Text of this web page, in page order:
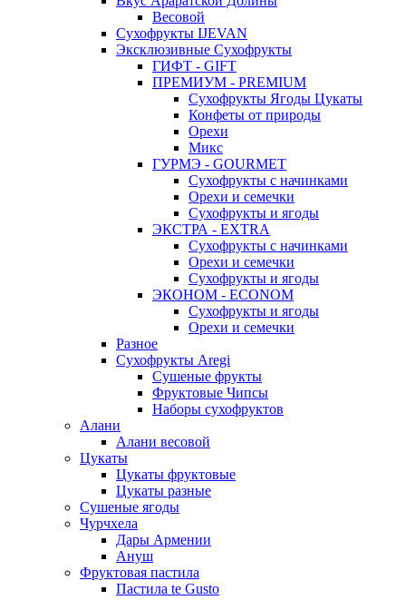
Весовой
Сухофрукты IJEVAN
Эксклюзивные Сухофрукты
ГИФТ - GIFT
ПРЕМИУМ - PREMIUM
Сухофрукты Ягоды Цукаты
Конфеты от природы
Орехи
Микс
ГУРМЭ - GOURMET
Сухофрукты с начинками
Орехи и семечки
Сухофрукты и ягоды
ЭКСТРА - EXTRA
Сухофрукты с начинками
Орехи и семечки
Сухофрукты и ягоды
ЭКОНОМ - ECONOM
Сухофрукты и ягоды
Орехи и семечки
Разное
Сухофрукты Aregi
Сушеные фрукты
Фруктовые Чипсы
Наборы сухофруктов
Алани
Алани весовой
Цукаты
Цукаты фруктовые
Цукаты разные
Сушеные ягоды
Чурчхела
Дары Армении
Ануш
Фруктовая пастила
Пастила te Gusto